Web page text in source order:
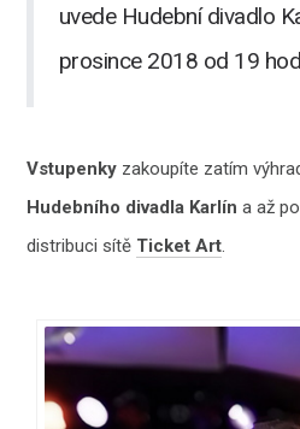
uvede Hudební divadlo
prosince 2018 od 19
Vstupenky zakoupíte zatím
Hudebního divadla Karlín a až
distribuci sítě Ticket Art.